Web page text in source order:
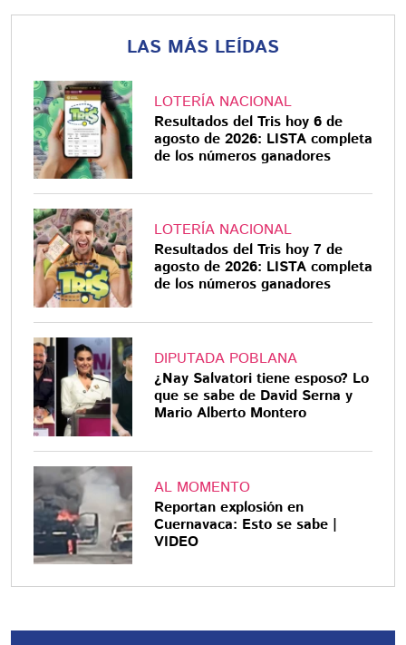
LAS MÁS LEÍDAS
LOTERÍA NACIONAL
Resultados del Tris hoy 6 de
agosto de 2026: LISTA completa
de los números ganadores
LOTERÍA NACIONAL
Resultados del Tris hoy 7 de
agosto de 2026: LISTA completa
de los números ganadores
DIPUTADA POBLANA
¿Nay Salvatori tiene esposo? Lo
que se sabe de David Serna y
Mario Alberto Montero
AL MOMENTO
Reportan explosión en
Cuernavaca: Esto se sabe |
VIDEO